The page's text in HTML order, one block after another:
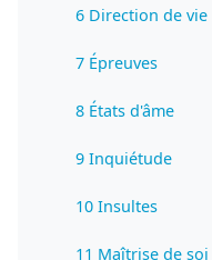
6 Direction de vie
7 Épreuves
8 États d'âme
9 Inquiétude
10 Insultes
11 Maîtrise de soi